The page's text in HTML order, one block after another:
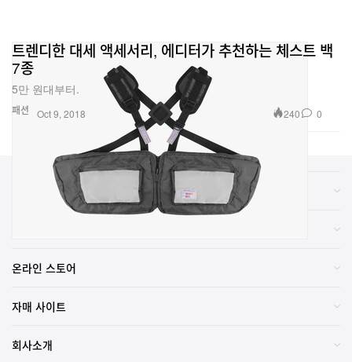
패션
트렌디한 대세 액세서리, 에디터가 추천하는 체스트 백
7종
5만 원대부터.
Oct 9, 2018 240 0
온라인 스토어
자매 사이트
회사소개